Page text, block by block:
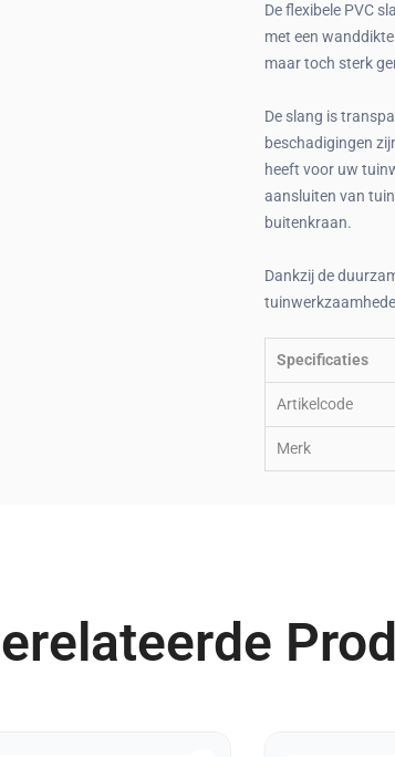
De flexibele PVC
met een
maar toch sterk
De slang is
beschadigingen
heeft voor uw
aansluiten van
buitenkraan.
Dankzij de
Specificaties
Artikelcode
Merk